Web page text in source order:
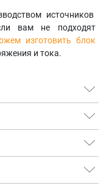
источников
вам не подходят
изготовить блок
и тока.